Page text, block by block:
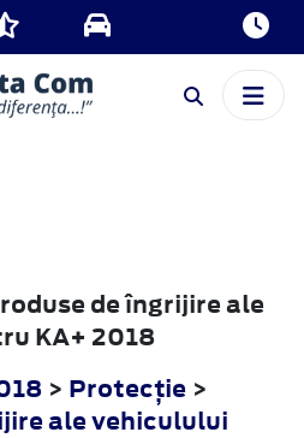
de îngrijire ale
KA+ 2018
> Protecţie >
ale vehiculului